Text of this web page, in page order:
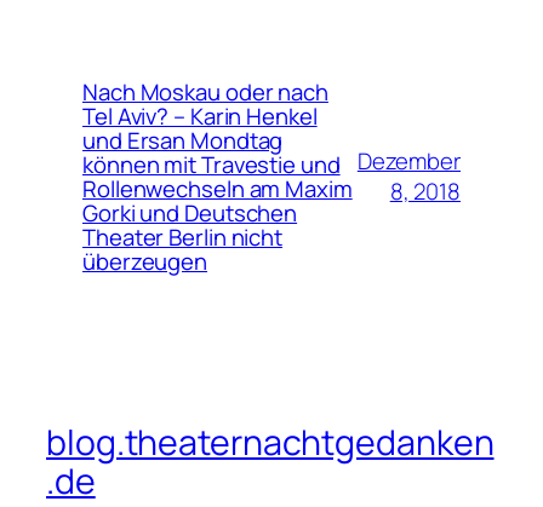
Nach Moskau oder nach
Tel Aviv? – Karin Henkel
und Ersan Mondtag
können mit Travestie und
Rollenwechseln am Maxim
Gorki und Deutschen
Theater Berlin nicht
überzeugen
Dezember
8, 2018
blog.theaternachtgedanken
.de